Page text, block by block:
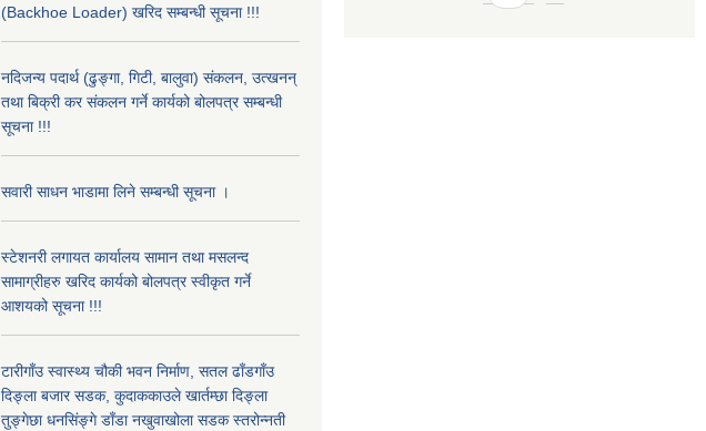
(Backhoe Loader) खरिद सम्बन्धी सूचना !!!
नदिजन्य पदार्थ (ढुङ्गा, गिटी, बालुवा) संकलन, उत्खनन्
तथा बिक्री कर संकलन गर्ने कार्यको बोलपत्र सम्बन्धी
सूचना !!!
सवारी साधन भाडामा लिने सम्बन्धी सूचना ।
स्टेशनरी लगायत कार्यालय सामान तथा मसलन्द
सामाग्रीहरु खरिद कार्यको बोलपत्र स्वीकृत गर्ने
आशयको सूचना !!!
टारीगाँउ स्वास्थ्य चौकी भवन निर्माण, सतल ढाँडगाँउ
दिङ्ला बजार सडक, कुदाककाउले खार्तम्छा दिङ्ला
तुङ्गेछा धनसिंङ्गे डाँडा नखुवाखोला सडक स्तरोन्नती